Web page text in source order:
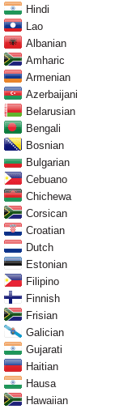
Hindi
Lao
Albanian
Amharic
Armenian
Azerbaijani
Belarusian
Bengali
Bosnian
Bulgarian
Cebuano
Chichewa
Corsican
Croatian
Dutch
Estonian
Filipino
Finnish
Frisian
Galician
Gujarati
Haitian
Hausa
Hawaiian